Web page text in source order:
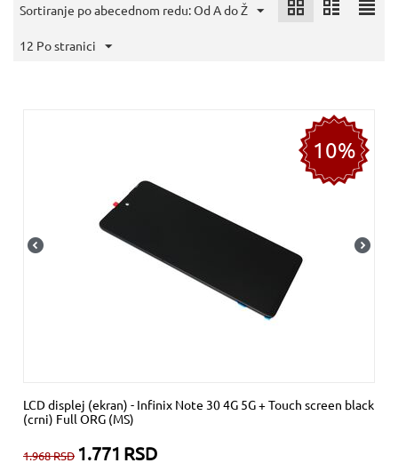
Sortiranje po abecednom redu: Od A do Ž
12 Po stranici
10%
LCD displej (ekran) - Infinix Note 30 4G 5G + Touch screen black
(crni) Full ORG (MS)
1.968RSD 1.771 RSD